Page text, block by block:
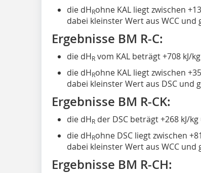
die dHRohne KAL liegt zwischen
dabei kleinster Wert aus WCC und
Ergebnisse BM R-C:
die dHR vom KAL beträgt +708 kJ/
die dHRohne KAL liegt zwischen
dabei kleinster Wert aus DSC und
Ergebnisse BM R-CK:
die dHR der DSC beträgt +268 kJ/
die dHRohne DSC liegt zwischen
dabei kleinster Wert aus WCC und
Ergebnisse BM R-CH: